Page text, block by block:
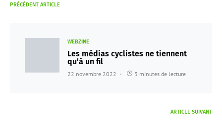
PRÉCÉDENT ARTICLE
WEBZINE
Les médias cyclistes ne tiennent
qu’à un fil
22 novembre 2022 3 minutes de lecture
ARTICLE SUIVANT